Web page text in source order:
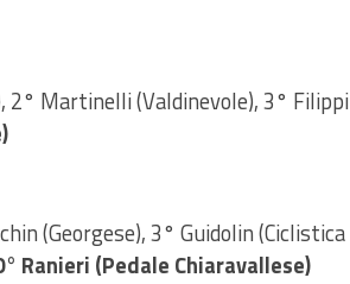
2° Martinelli (Valdinevole), 3° Filippi
(Georgese), 3° Guidolin (Ciclistica
Ranieri (Pedale Chiaravallese)